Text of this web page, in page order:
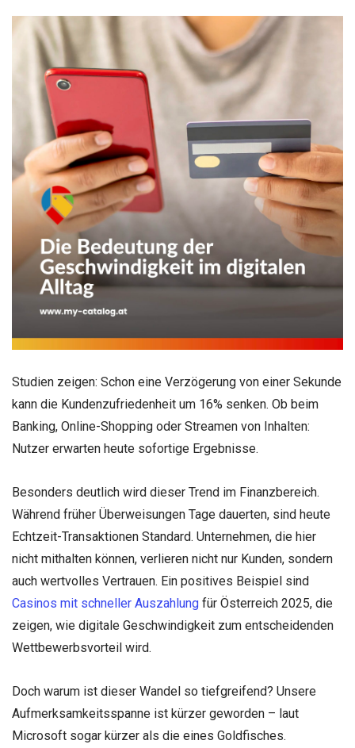
Studien zeigen: Schon eine Verzögerung von einer Sekunde
kann die Kundenzufriedenheit um 16% senken. Ob beim
Banking, Online-Shopping oder Streamen von Inhalten:
Nutzer erwarten heute sofortige Ergebnisse.
Besonders deutlich wird dieser Trend im Finanzbereich.
Während früher Überweisungen Tage dauerten, sind heute
Echtzeit-Transaktionen Standard. Unternehmen, die hier
nicht mithalten können, verlieren nicht nur Kunden, sondern
auch wertvolles Vertrauen. Ein positives Beispiel sind
Casinos mit schneller Auszahlung für Österreich 2025, die
zeigen, wie digitale Geschwindigkeit zum entscheidenden
Wettbewerbsvorteil wird.
Doch warum ist dieser Wandel so tiefgreifend? Unsere
Aufmerksamkeitsspanne ist kürzer geworden – laut
Microsoft sogar kürzer als die eines Goldfisches.